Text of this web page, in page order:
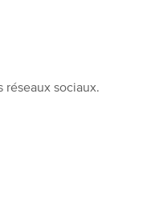
réseaux sociaux.